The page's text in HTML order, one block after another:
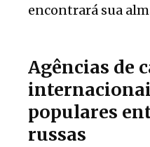
encontrará sua
Agências de
populares
russas